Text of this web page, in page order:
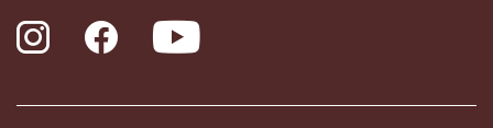
InstagramFacebook YouTube